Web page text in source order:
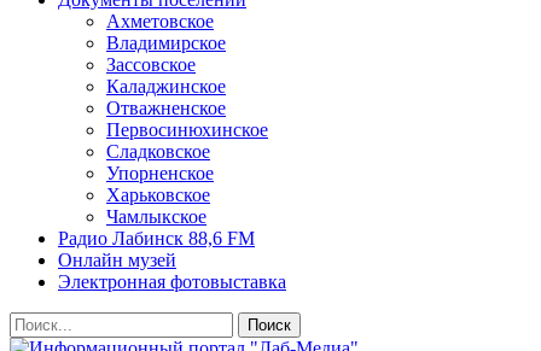
Ахметовское
Владимирское
Зассовское
Каладжинское
Отважненское
Первосинюхинское
Сладковское
Упорненское
Харьковское
Чамлыкское
Радио Лабинск 88,6 FM
Онлайн музей
Электронная фотовыставка